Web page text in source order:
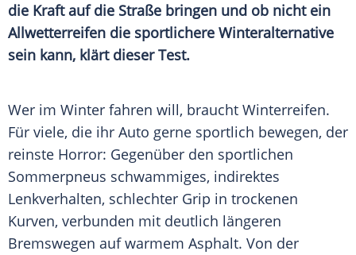
die Kraft auf die Straße bringen und ob nicht ein
Allwetterreifen die sportlichere Winteralternative
sein kann, klärt dieser Test.
Wer im Winter fahren will, braucht Winterreifen.
Für viele, die ihr Auto gerne sportlich bewegen, der
reinste Horror: Gegenüber den sportlichen
Sommerpneus schwammiges, indirektes
Lenkverhalten, schlechter Grip in trockenen
Kurven, verbunden mit deutlich längeren
Bremswegen auf warmem Asphalt. Von der